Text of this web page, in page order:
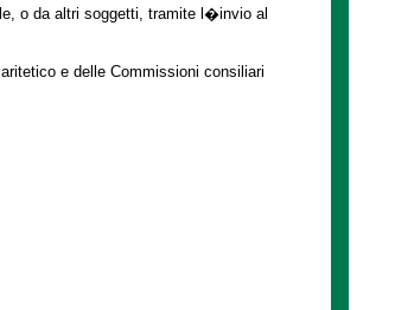
o da altri soggetti, tramite l�invio al
e delle Commissioni consiliari